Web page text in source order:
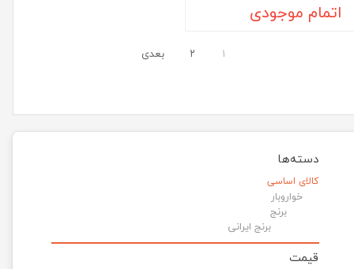
دسته‌ها
کالای اساسی
خواروبار
برنج
برنج ایرانی
قیمت
اتمام موجودی
۱ ۲ بعدی